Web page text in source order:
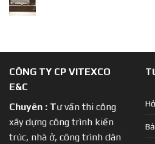
CÔNG TY CP VITEXCO
E&C
Chuyên : Tư vấn thi công
xây dựng công trình kiến
trúc, nhà ở, công trình dân